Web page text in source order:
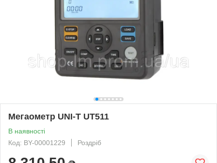
Мегаометр UNI-T UT511
В наявності
Код: BY-00001229
Роздріб